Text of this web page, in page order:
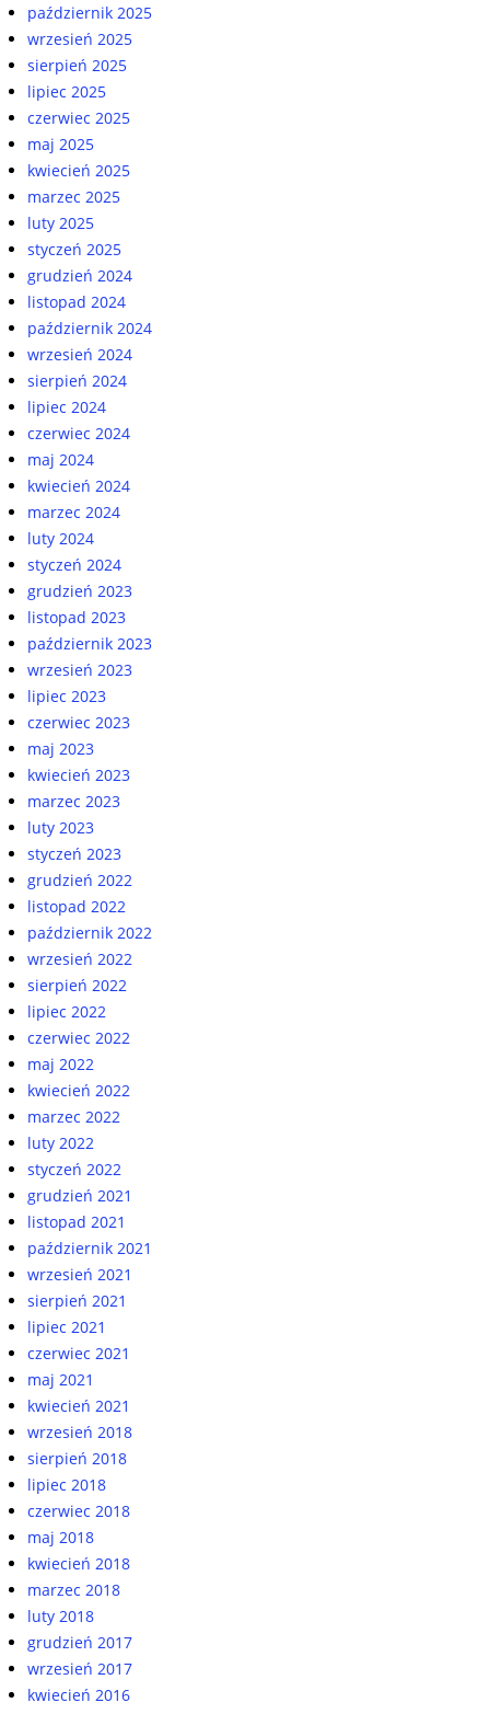
październik 2025
wrzesień 2025
sierpień 2025
lipiec 2025
czerwiec 2025
maj 2025
kwiecień 2025
marzec 2025
luty 2025
styczeń 2025
grudzień 2024
listopad 2024
październik 2024
wrzesień 2024
sierpień 2024
lipiec 2024
czerwiec 2024
maj 2024
kwiecień 2024
marzec 2024
luty 2024
styczeń 2024
grudzień 2023
listopad 2023
październik 2023
wrzesień 2023
lipiec 2023
czerwiec 2023
maj 2023
kwiecień 2023
marzec 2023
luty 2023
styczeń 2023
grudzień 2022
listopad 2022
październik 2022
wrzesień 2022
sierpień 2022
lipiec 2022
czerwiec 2022
maj 2022
kwiecień 2022
marzec 2022
luty 2022
styczeń 2022
grudzień 2021
listopad 2021
październik 2021
wrzesień 2021
sierpień 2021
lipiec 2021
czerwiec 2021
maj 2021
kwiecień 2021
wrzesień 2018
sierpień 2018
lipiec 2018
czerwiec 2018
maj 2018
kwiecień 2018
marzec 2018
luty 2018
grudzień 2017
wrzesień 2017
kwiecień 2016